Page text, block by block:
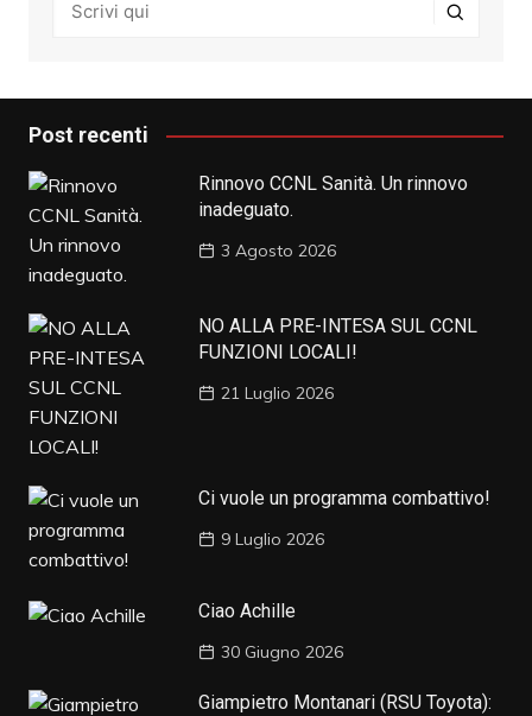
Post recenti
Rinnovo CCNL Sanità. Un rinnovo
inadeguato.
3 Agosto 2026
NO ALLA PRE-INTESA SUL CCNL
FUNZIONI LOCALI!
21 Luglio 2026
Ci vuole un programma combattivo!
9 Luglio 2026
Ciao Achille
30 Giugno 2026
Giampietro Montanari (RSU Toyota):